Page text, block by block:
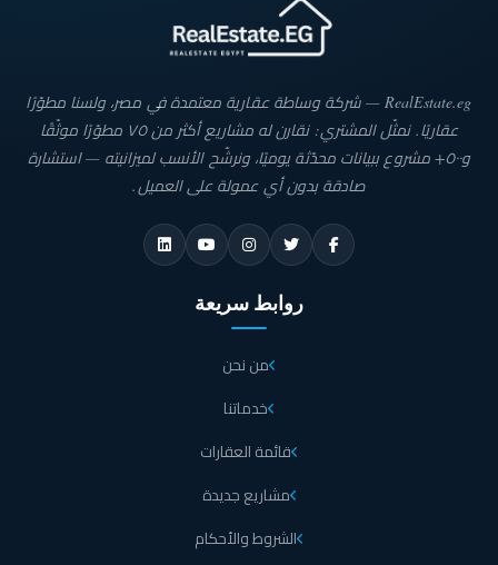
RealEstate.eg — شركة وساطة عقارية معتمدة في مصر، ولسنا مطوّرًا
عقاريًا. نمثّل المشتري: نقارن له مشاريع أكثر من ٧٥ مطوّرًا موثّقًا
و٥٠٠+ مشروع ببيانات محدّثة يوميًا، ونرشّح الأنسب لميزانيته — استشارة
صادقة بدون أي عمولة على العميل.
روابط سريعة
من نحن
خدماتنا
قائمة العقارات
مشاريع جديدة
الشروط والأحكام